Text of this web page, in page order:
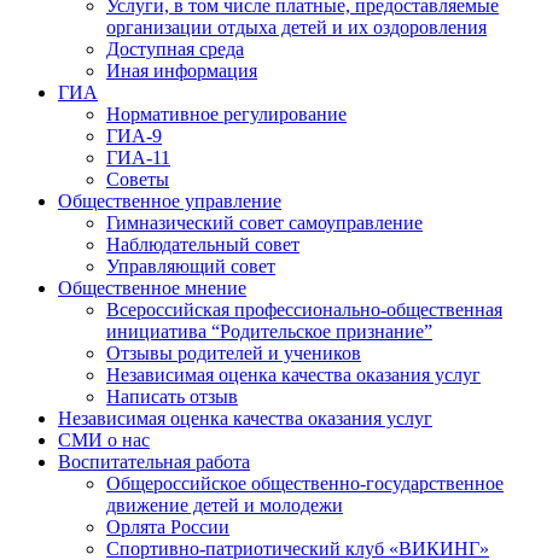
Услуги, в том числе платные, предоставляемые
организации отдыха детей и их оздоровления
Доступная среда
Иная информация
ГИА
Нормативное регулирование
ГИА-9
ГИА-11
Советы
Общественное управление
Гимназический совет самоуправление
Наблюдательный совет
Управляющий совет
Общественное мнение
Всероссийская профессионально-общественная
инициатива “Родительское признание”
Отзывы родителей и учеников
Независимая оценка качества оказания услуг
Написать отзыв
Независимая оценка качества оказания услуг
СМИ о нас
Воспитательная работа
Общероссийское общественно-государственное
движение детей и молодежи
Орлята России
Спортивно-патриотический клуб «ВИКИНГ»